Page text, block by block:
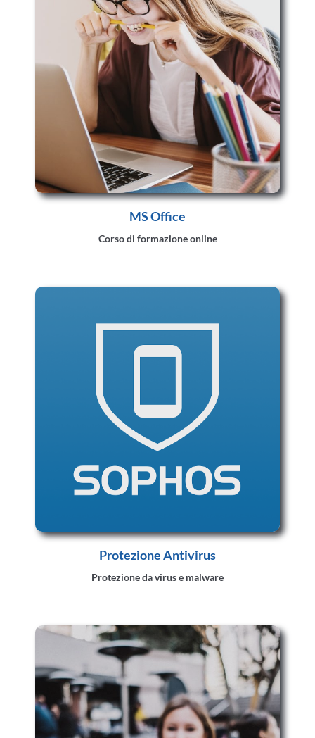
MS Office
Corso di formazione online
Protezione Antivirus
Protezione da virus e malware